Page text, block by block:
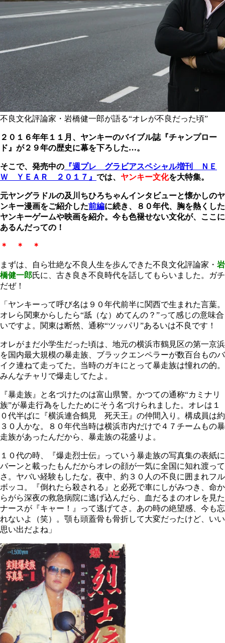
不良文化評論家・岩橋健一郎が語る“オレが不良だった頃”
２０１６年年１１月、ヤンキーのバイブル誌『チャンプロー
ド』が２９年の歴史に幕を下ろした…。
そこで、発売中の 『週プレ グラビアスペシャル増刊 ＮＥ
Ｗ ＹＥＡＲ ２０１７』 では、 ヤンキー文化を大特集。
元ヤングラドルの及川ちひろちゃんインタビューと懐かしのヤ
ンキー漫画をご紹介した前編に続き、８０年代、胸を熱くした
ヤンキーゲームや映画を紹介。今も色褪せない文化が、ここに
あるんだっての！
＊ ＊ ＊
まずは、自ら壮絶な不良人生を歩んできた不良文化評論家・ 岩
橋健一郎氏に、古き良き不良時代を話してもらいました。ガチ
だぜ！
「ヤンキーって呼び名は９０年代前半に関西で生まれた言葉。
オレら関東からしたら“舐（な）めてんの？”って感じの意味合
いですよ。関東は断然、通称“ツッパリ”あるいは不良です！
オレがまだ小学生だった頃は、地元の横浜市鶴見区の第一京浜
を国内最大規模の暴走族、ブラックエンペラーが数百台ものバ
イク連ねて走ってた。当時のガキにとって暴走族は憧れの的。
みんなチャリで爆走してたよ。
『暴走族』と名づけたのは富山県警。かつての通称“カミナリ
族”が暴走行為をしたためにそう名づけられました。オレは１
０代半ばに『横浜連合鶴見 死天王』の仲間入り。構成員は約
３０人かな。８０年代当時は横浜市内だけで４７チームもの暴
走族があったんだから、暴走族の花盛りよ。
１０代の時、『爆走烈士伝』っていう暴走族の写真集の表紙に
バーンと載ったもんだからオレの顔が一気に全国に知れ渡って
さ。ヤバい経験もしたな。夜中、約３０人の不良に囲まれフル
ボッコ。『倒れたら殺される』と必死で車にしがみつき、命か
らがら深夜の救急病院に逃げ込んだら、血だるまのオレを見た
ナースが『キャー！』って逃げてさ。あの時の絶望感、今も忘
れないよ（笑）。顎も頭蓋骨も骨折して大変だったけど、いい
思い出だよね」